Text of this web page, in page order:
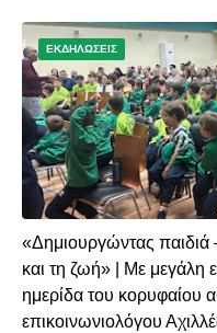
ΕΚΔΗΛΩΣΕΙΣ
«Δημιουργώντας
και τη ζωή» | Με μεγάλη
ημερίδα του κορυφαίου
επικοινωνιολόγου